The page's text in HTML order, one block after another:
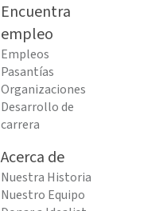
Encuentra
empleo
Empleos
Pasantías
Organizaciones
Desarrollo de
carrera
Acerca de
Nuestra Historia
Nuestro Equipo